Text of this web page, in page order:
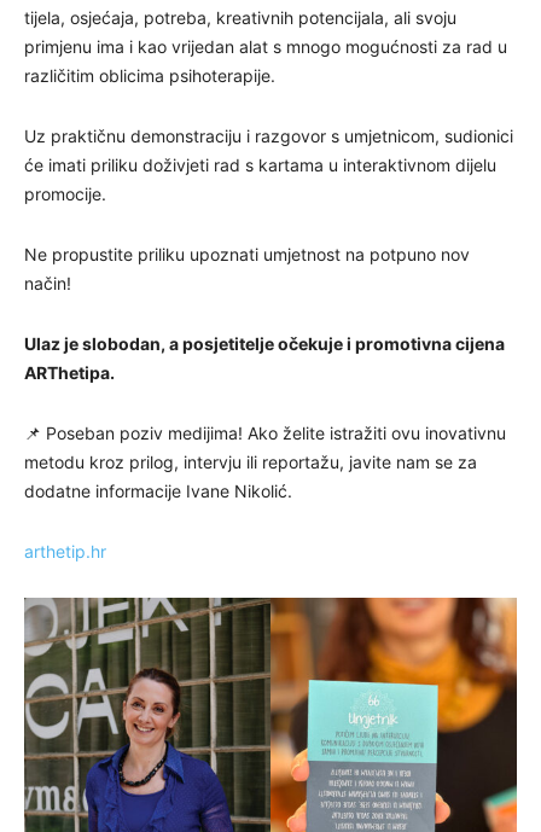
tijela, osjećaja, potreba, kreativnih potencijala, ali svoju
primjenu ima i kao vrijedan alat s mnogo mogućnosti za rad u
različitim oblicima psihoterapije.
Uz praktičnu demonstraciju i razgovor s umjetnicom, sudionici
će imati priliku doživjeti rad s kartama u interaktivnom dijelu
promocije.
Ne propustite priliku upoznati umjetnost na potpuno nov
način!
Ulaz je slobodan, a posjetitelje očekuje i promotivna cijena
ARThetipa.
📌 Poseban poziv medijima! Ako želite istražiti ovu inovativnu
metodu kroz prilog, intervju ili reportažu, javite nam se za
dodatne informacije Ivane Nikolić.
arthetip.hr